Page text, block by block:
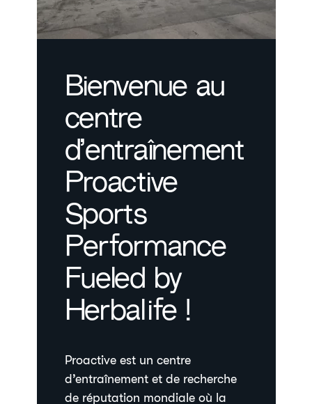
Bienvenue au
centre
d’entraînement
Proactive
Sports
Performance
Fueled by
Herbalife !
Proactive est un centre
d’entraînement et de recherche
de réputation mondiale où la